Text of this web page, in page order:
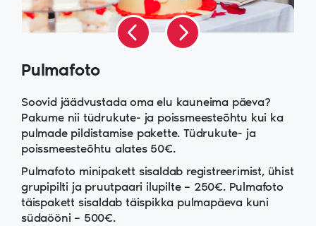
Pulmafoto
Soovid jäädvustada oma elu kauneima päeva?
Pakume nii tüdrukute- ja poissmeesteõhtu kui ka
pulmade pildistamise pakette. Tüdrukute- ja
poissmeesteõhtu alates 50€.
Pulmafoto minipakett sisaldab registreerimist, ühist
grupipilti ja pruutpaari ilupilte – 250€. Pulmafoto
täispakett sisaldab täispikka pulmapäeva kuni
südaööni – 500€.